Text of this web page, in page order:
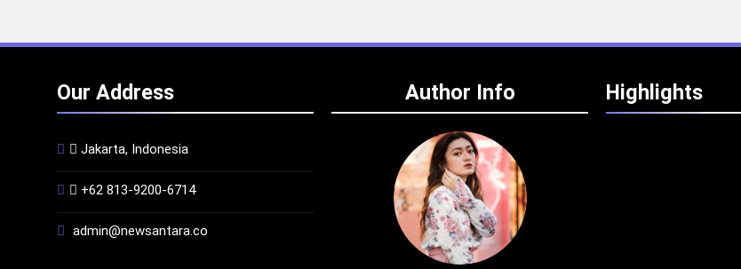
Our Address
Jakarta, Indonesia
+62 813-9200-6714
admin@newsantara.co
Author Info Highlights